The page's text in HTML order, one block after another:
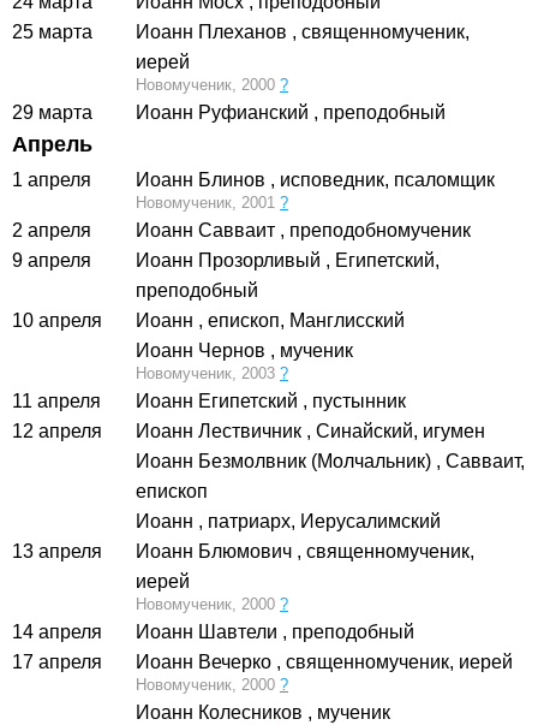
25 марта
Иоанн Плеханов , священномученик,
иерей
Новомученик, 2000 ?
29 марта Иоанн Руфианский , преподобный
Апрель
1 апреля Иоанн Блинов , исповедник, псаломщик
Новомученик, 2001 ?
2 апреля Иоанн Савваит , преподобномученик
9 апреля
Иоанн Прозорливый , Египетский,
преподобный
10 апреля
Иоанн , епископ, Манглисский
Иоанн Чернов , мученик
Новомученик, 2003 ?
11 апреля Иоанн Египетский , пустынник
12 апреля
Иоанн Лествичник , Синайский, игумен
Иоанн Безмолвник (Молчальник) , Савваит,
епископ
Иоанн , патриарх, Иерусалимский
13 апреля
Иоанн Блюмович , священномученик,
иерей
Новомученик, 2000 ?
14 апреля Иоанн Шавтели , преподобный
17 апреля
Иоанн Вечерко , священномученик, иерей
Новомученик, 2000 ?
Иоанн Колесников , мученик